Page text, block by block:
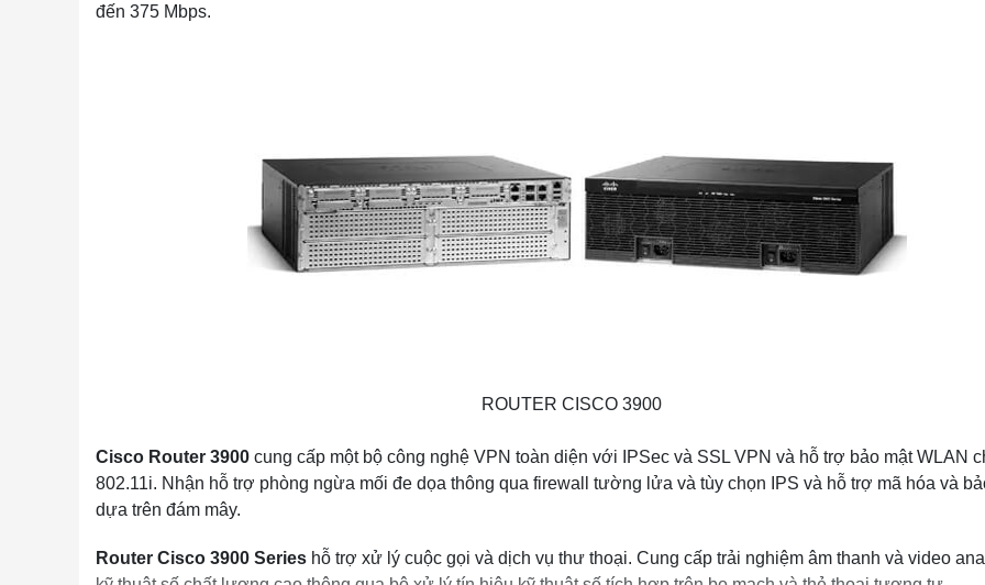
đến 375 Mbps.
ROUTER CISCO 3900
Cisco Router 3900 cung cấp một bộ công nghệ VPN toàn diện với IPSec và SSL VPN và hỗ trợ bảo mật WLAN
802.11i. Nhận hỗ trợ phòng ngừa mối đe dọa thông qua firewall tường lửa và tùy chọn IPS và hỗ trợ mã hóa và
dựa trên đám mây.
Router Cisco 3900 Series hỗ trợ xử lý cuộc gọi và dịch vụ thư thoại. Cung cấp trải nghiệm âm thanh và video